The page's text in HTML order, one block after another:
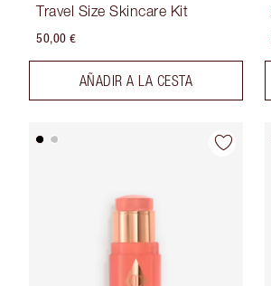
Travel Size Skincare Kit
50,00 €
AÑADIR A LA CESTA